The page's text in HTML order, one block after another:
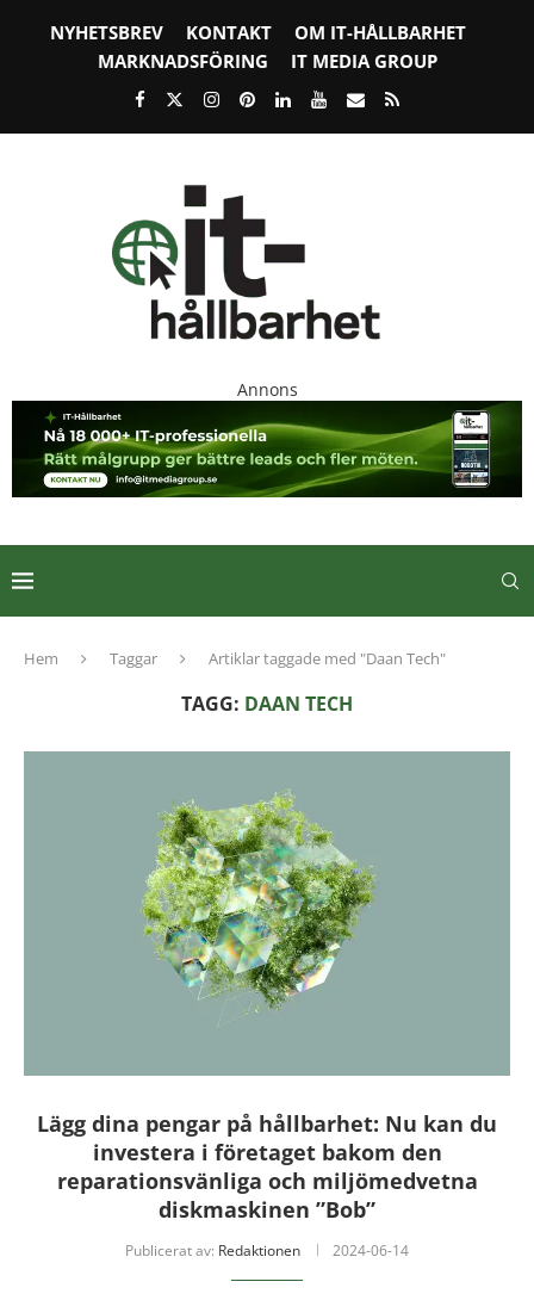
NYHETSBREV KONTAKT
OM IT-HÅLLBARHET
MARKNADSFÖRING
IT MEDIA GROUP
Annons
Hem Taggar Artiklar taggade med "Daan Tech"
TAGG: DAAN TECH
Lägg dina pengar på hållbarhet: Nu kan du
investera i företaget bakom den
reparationsvänliga och miljömedvetna
diskmaskinen ”Bob”
Publicerat av: Redaktionen 2024-06-14